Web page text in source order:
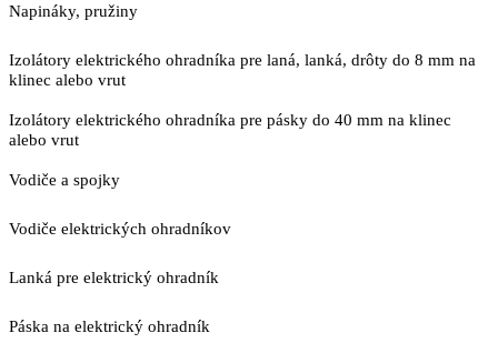
Napináky, pružiny
Izolátory elektrického ohradníka pre laná, lanká, drôty do 8 mm na
klinec alebo vrut
Izolátory elektrického ohradníka pre pásky do 40 mm na klinec
alebo vrut
Vodiče a spojky
Vodiče elektrických ohradníkov
Lanká pre elektrický ohradník
Páska na elektrický ohradník